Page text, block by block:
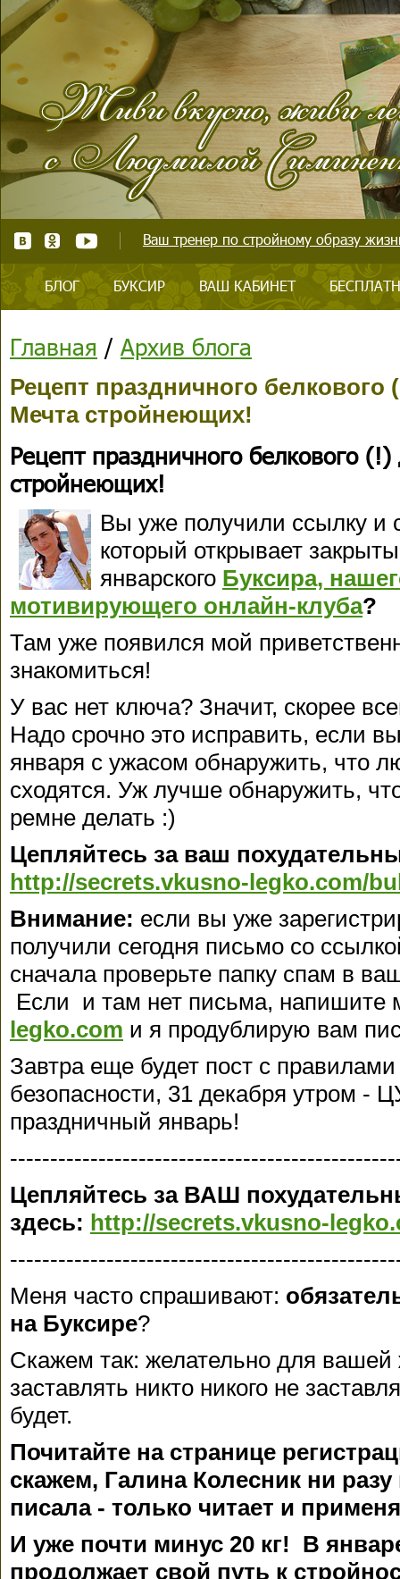
Ваш тренер по стройному образу
БЛОГ БУКСИР ВАШ КАБИНЕТ
Главная / Архив блога
Рецепт праздничного белкового
Мечта стройнеющих!
Рецепт праздничного белкового
стройнеющих!
Вы уже получили ссылку и
который открывает
январского Буксира,
мотивирующего онлайн-клуба?
Там уже появился мой
знакомиться!
У вас нет ключа? Значит, скорее
Надо срочно это исправить, если
января с ужасом обнаружить, что
сходятся. Уж лучше обнаружить,
ремне делать :)
Цепляйтесь за ваш
http://secrets.vkusno-legko.com/
Внимание: если вы уже
получили сегодня письмо со
сначала проверьте папку спам в
Если и там нет письма, напишите
legko.com и я продублирую вам
Завтра еще будет пост с
безопасности, 31 декабря утром -
праздничный январь!
Цепляйтесь за ВАШ
здесь: http://secrets.vkusno-
Меня часто спрашивают:
на Буксире?
Скажем так: желательно для
заставлять никто никого не
будет.
Почитайте на странице
скажем, Галина Колесник ни
писала - только читает и
И уже почти минус 20 кг! В
продолжает свой путь к